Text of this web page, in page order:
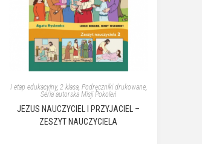
I etap edukacyjny, 2 klasa, Podręczniki drukowane,
Seria autorska Misji Pokoleń
JEZUS NAUCZYCIEL I PRZYJACIEL –
ZESZYT NAUCZYCIELA